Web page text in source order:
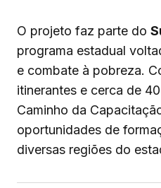
O projeto faz parte do
programa estadual
e combate à pobreza.
itinerantes e cerca de
Caminho da
oportunidades de
diversas regiões do